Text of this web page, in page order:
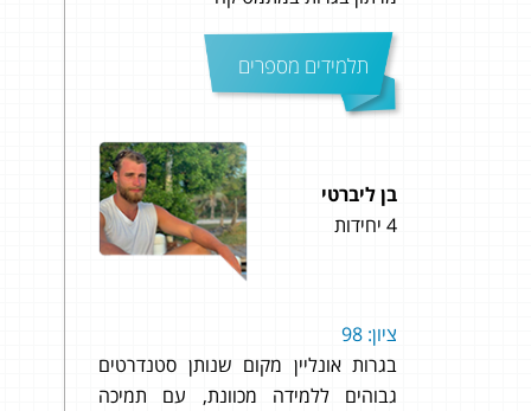
תלמידים מספרים
בגרות אונליין מקום שנותן סטנדרטים
גבוהים ללמידה מכוונת, עם תמיכה
ליבי גולדין
5 יחידות
מושלם!